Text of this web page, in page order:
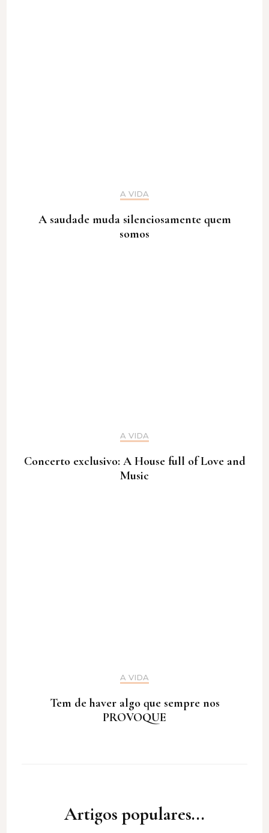
A VIDA
A saudade muda silenciosamente quem
somos
A VIDA
Concerto exclusivo: A House full of Love and
Music
A VIDA
Tem de haver algo que sempre nos
PROVOQUE
Artigos populares...